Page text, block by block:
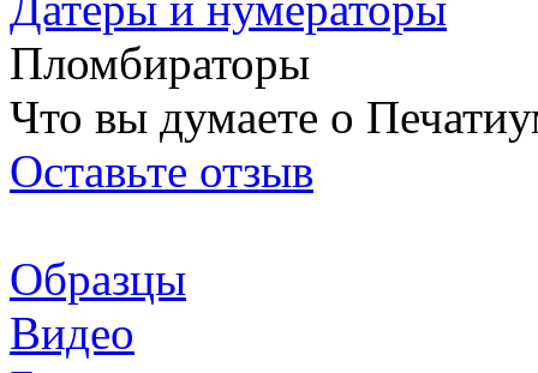
Пломбираторы
Что вы думаете о
Оставьте отзыв
Образцы
Видео